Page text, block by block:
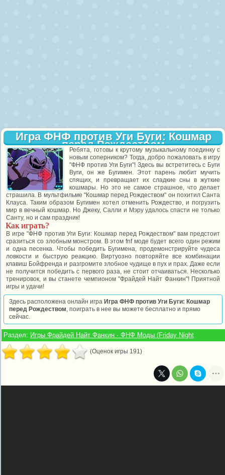
Игра ФНФ против Уги Буги: Кошмар
перед Рождеством
Ребята, готовы к крутому музыкальному поединку с
новым соперником? Тогда, добро пожаловать в игру
"ФНФ против Уги Буги"! Здесь вы встретитесь с Буги
Вуги, он же Бугимен. Этот парень любит мучить
спящих, и превращает их сладкие сны в жуткие
кошмары. Но это не самое страшное, что делает
страшила. В мультфильме "Кошмар перед Рождеством" он похитил Санта
Клауса. Таким образом Бугимен хотел отменить Рождество, и погрузить
мир в вечный кошмар. Но Джеку, Салли и Мэру удалось спасти не только
Санту, но и сам праздник!
Как играть?
В игре "ФНФ против Уги Буги: Кошмар перед Рождеством" вам предстоит
сразиться со злобным монстром. В этом fnf моде будет всего один режим
и одна песенка. Чтобы победить Бугимена, продемонстрируйте чудеса
ловкости и быструю реакцию. Виртуозно повторяйте все комбинации
клавиш Бойфренда и разгромите злобное чудище в пух и прах. Даже если
не получится победить с первого раза, не стоит отчаиваться. Несколько
тренировок, и вы станете чемпионом "Фрайдей Найт Фанкин"! Приятной
игры и удачи!
Здесь расположена онлайн игра Игра ФНФ против Уги Буги: Кошмар
перед Рождеством, поиграть в нее вы можете бесплатно и прямо
сейчас.
Раздел: Игры Фрайдей Найт Фанкин · ФНФ Моды (Friday Night
(Оценок игры 191)